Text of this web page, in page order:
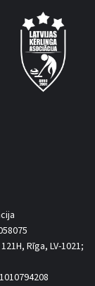
Rīga, LV-1021;